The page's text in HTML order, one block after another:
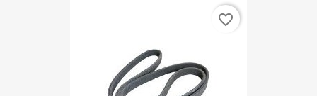
favorite_border